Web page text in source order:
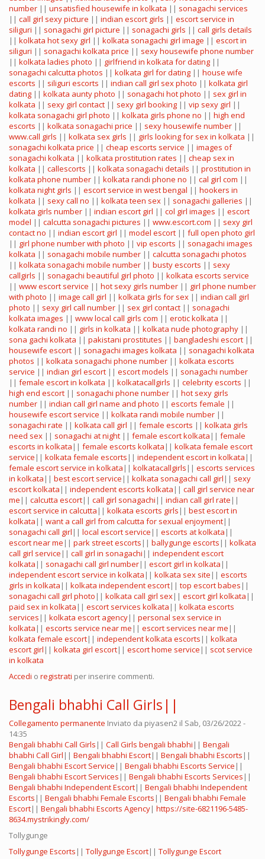
number || unsatisfied housewife in kolkata || sonagachi services
|| call girl sexy picture || indian escort girls || escort service in
siliguri || sonagachi girl picture || sonagachi girls || call girls details
|| kolkata hot sexy girl || kolkata sonagachi girl image || escort in
siliguri || sonagachi kolkata price || sexy housewife phone number
|| kolkata ladies photo || girlfriend in kolkata for dating ||
sonagachi calcutta photos || kolkata girl for dating || house wife
escorts || siliguri escorts || indian call girl sex photo || kolkata girl
dating || kolkata aunty photo || sonagachi hot photo || sex girl in
kolkata || sexy girl contact || sexy girl booking || vip sexy girl ||
kolkata sonagachi girl photo || kolkata girls phone no || high end
escorts || kolkata sonagachi price || sexy housewife number ||
www.call girls || kolkata sex girls || girls looking for sex in kolkata ||
sonagachi kolkata price || cheap escorts service || images of
sonagachi kolkata || kolkata prostitution rates || cheap sex in
kolkata || callescorts || kolkata sonagachi details || prostitution in
kolkata phone number || kolkata randi phone no || cal girl com ||
kolkata night girls || escort service in west bengal || hookers in
kolkata || sexy call no || kolkata teen sex || sonagachi galleries ||
kolkata girls number || indian escort girl || col girl images || escort
model || calcutta sonagachi pictures || www.escort.com || sexy girl
contact no || indian escort girl || model escort || full open photo girl
|| girl phone number with photo || vip escorts || sonagachi images
kolkata || sonagachi mobile number || calcutta sonagachi photos
|| kolkata sonagachi mobile number || busty escorts || sexy
callgirls || sonagachi beautiful girl photo || kolkata escorts service
|| www escort service || hot sexy girls number || girl phone number
with photo || image call girl || kolkata girls for sex || indian call girl
photo || sexy girl call number || sex girl contact || sonagachi
kolkata images || www local call girls com || erotic kolkata ||
kolkata randi no || girls in kolkata || kolkata nude photography ||
sona gachi kolkata || pakistani prostitutes || bangladeshi escort ||
housewife escort || sonagachi images kolkata || sonagachi kolkata
photos || kolkata sonagachi phone number || kolkata escorts
service || indian girl escort || escort models || sonagachi number
|| female escort in kolkata || kolkatacallgirls || celebrity escorts ||
high end escort || sonagachi phone number || hot sexy girls
number || indian call girl name and photo || escorts female ||
housewife escort service || kolkata randi mobile number ||
sonagachi rate || kolkata call girl || female escorts || kolkata girls
need sex || sonagachi at night || female escort kolkata || female
escorts in kolkata || female escorts kolkata || kolkata female escort
service || kolkata female escorts || independent escort in kolkata ||
female escort service in kolkata || kolkatacallgirls || escorts services
in kolkata || best escort service || kolkata sonagachi call girl || sexy
escort kolkata || independent escorts kolkata || call girl service near
me || calcutta escort|| call girl sonagachi || indian call girl rate ||
escort service in calcutta || kolkata escorts girls || best escort in
kolkata || want a call girl from calcutta for sexual enjoyment||
sonagachi call girl || local escort service || escorts at kolkata ||
escort near me || park street escorts || ballygunge escorts || kolkata
call girl service || call girl in sonagachi || independent escort
kolkata || sonagachi call girl number|| escort girl in kolkata ||
independent escort service in kolkata || kolkata sex site || escorts
girls in kolkata || kolkata independent escort|| top escort babes ||
sonagachi call girl photo || kolkata call girl sex|| escort girl kolkata ||
paid sex in kolkata || escort services kolkata || kolkata escorts
services || kolkata escort agency|| personal sex service in
kolkata || escorts service near me || escort services near me ||
kolkata female escort|| independent kolkata escorts || kolkata
escort girl || kolkata girl escort|| escort home service || scot service
in kolkata
Accedi o registrati per inserire commenti.
Bengali bhabhi Call Girls||
Collegamento permanente Inviato da piyasen2 il Sab, 03/26/2022 -
14:35
Bengali bhabhi Call Girls || Call Girls bengali bhabhi || Bengali
bhabhi Call Girl || Bengali bhabhi Escort|| Bengali bhabhi Escorts ||
Bengali bhabhi Escort Service || Bengali bhabhi Escorts Service ||
Bengali bhabhi Escort Services || Bengali bhabhi Escorts Services ||
Bengali bhabhi Independent Escort|| Bengali bhabhi Independent
Escorts || Bengali bhabhi Female Escorts || Bengali bhabhi Female
Escort|| Bengali bhabhi Escorts Agency| https://site-6821196-5485-
8634.mystrikingly.com/
Tollygunge
Tollygunge Escorts || Tollygunge Escort|| Tollygunge Escort